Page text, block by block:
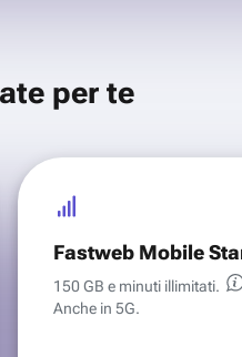
per te
Fastweb Mobile
150 GB e minuti illimitati.
Anche in 5G.